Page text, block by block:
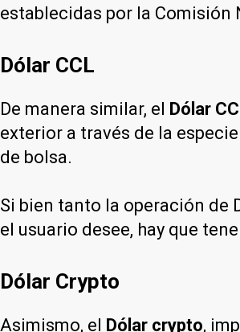
establecidas por la Comisión
Dólar CCL
De manera similar, el Dólar
exterior a través de la
de bolsa.
Si bien tanto la operación de
el usuario desee, hay que
Dólar Crypto
Asimismo, el Dólar crypto,